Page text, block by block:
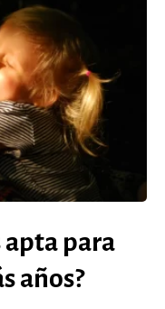
apta para
años?